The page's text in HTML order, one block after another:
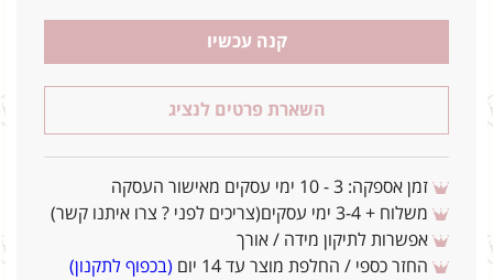
קנה עכשיו
השארת פרטים לנציג
זמן אספקה: 3 - 10 ימי עסקים מאישור העסקה
משלוח + 3-4 ימי עסקים(צריכים לפני ? צרו איתנו קשר)
אפשרות לתיקון מידה / אורך
החזר כספי / החלפת מוצר עד 14 יום
(בכפוף לתקנון)